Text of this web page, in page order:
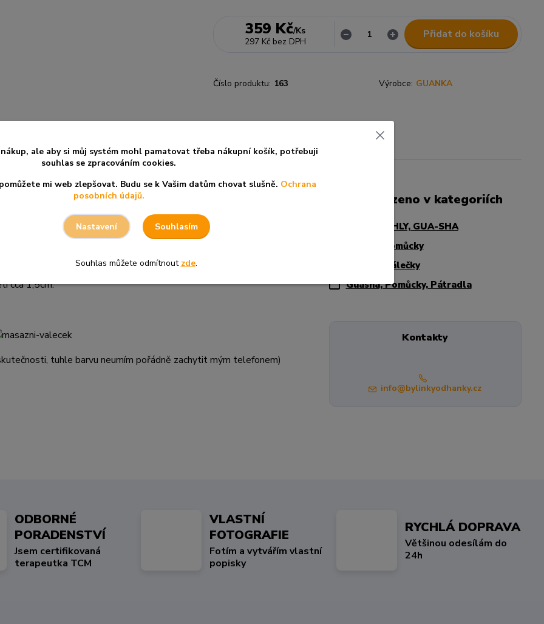
359 Kč/Ks
297 Kč bez DPH
Přidat do košíku
Číslo produktu: 163 Výrobce: GUANKA
na obličej nebo i kdekoli jinde po těle. Díky materiálu můžete
na vysokou teplotu, raději méně než více.
cca 1,5cm.
tuhle barvu neumím pořádně zachytit mým telefonem)
Zboží zařazeno v kategoriích
BAŇKY, JEHLY, GUA-SHA
Ostatní Pomůcky
Masážní Válečky
Guasha, Pomůcky, Pátradla
Kontakty
info@bylinkyodhanky.cz
ODBORNÉ
PORADENSTVÍ
Jsem certifikovaná
terapeutka TCM
VLASTNÍ
FOTOGRAFIE
Fotím a vytvářím vlastní
popisky
RYCHLÁ DOPRAVA
Většinou odesílám do
24h
ale aby si můj systém mohl pamatovat třeba nákupní košík, potřebuji
souhlas se zpracováním cookies.
mi web zlepšovat. Budu se k Vašim datům chovat slušně. Ochrana
posobních údajů.
Nastavení Souhlasím
Souhlas můžete odmítnout zde.